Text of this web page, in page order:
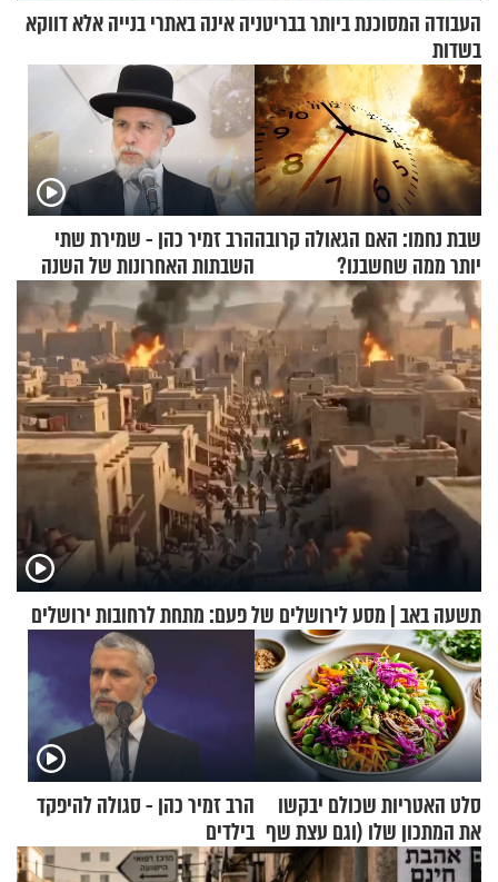
העבודה המסוכנת ביותר בבריטניה אינה באתרי בנייה אלא דווקא
בשדות
שבת נחמו: האם הגאולה קרובה
יותר ממה שחשבנו?
הרב זמיר כהן - שמירת שתי
השבתות האחרונות של השנה
תשעה באב | מסע לירושלים של פעם: מתחת לרחובות ירושלים
סלט האטריות שכולם יבקשו
את המתכון שלו (וגם עצת שף
להגשת הרוטב)
הרב זמיר כהן - סגולה להיפקד
בילדים